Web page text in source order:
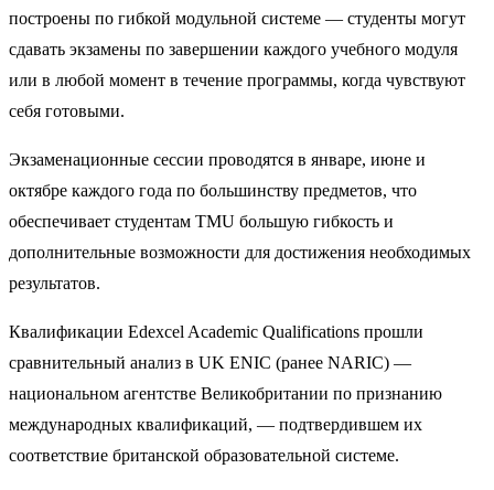
построены по гибкой модульной системе — студенты могут
сдавать экзамены по завершении каждого учебного модуля
или в любой момент в течение программы, когда чувствуют
себя готовыми.
Экзаменационные сессии проводятся в январе, июне и
октябре каждого года по большинству предметов, что
обеспечивает студентам TMU большую гибкость и
дополнительные возможности для достижения необходимых
результатов.
Квалификации Edexcel Academic Qualifications прошли
сравнительный анализ в UK ENIC (ранее NARIC) —
национальном агентстве Великобритании по признанию
международных квалификаций, — подтвердившем их
соответствие британской образовательной системе.